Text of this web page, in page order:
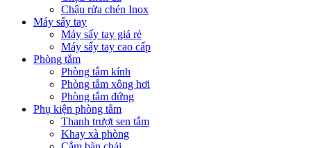
Chậu rửa chén Inox
Máy sấy tay
Máy sấy tay giá rẻ
Máy sấy tay cao cấp
Phòng tắm
Phòng tắm kính
Phòng tắm xông hơi
Phòng tắm đứng
Phụ kiện phòng tắm
Thanh trượt sen tắm
Khay xà phòng